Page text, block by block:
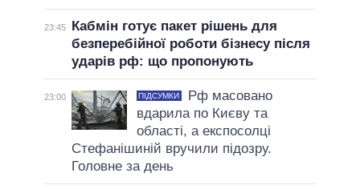
23:45
Кабмін готує пакет рішень для
безперебійної роботи бізнесу після
ударів рф: що пропонують
23:00 ПІДСУМКИ
Рф масовано
вдарила по Києву та
області, а експосолці
Стефанішиній вручили підозру.
Головне за день